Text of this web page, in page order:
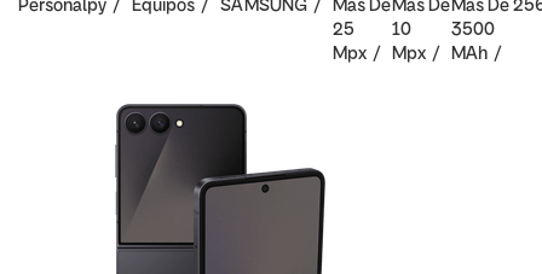
Personalpy Equipos SAMSUNG
Mas De
25
Mpx
Mas De
10
Mpx
Mas De
3500
MAh